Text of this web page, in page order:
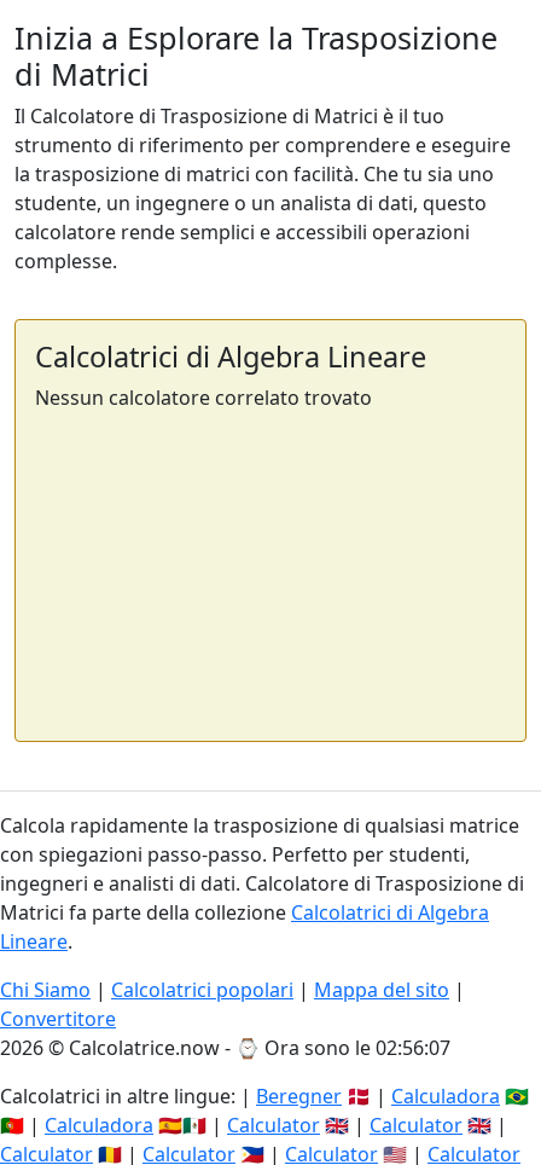
Inizia a Esplorare la Trasposizione
di Matrici
Il Calcolatore di Trasposizione di Matrici è il tuo
strumento di riferimento per comprendere e eseguire
la trasposizione di matrici con facilità. Che tu sia uno
studente, un ingegnere o un analista di dati, questo
calcolatore rende semplici e accessibili operazioni
complesse.
Calcolatrici di Algebra Lineare
Nessun calcolatore correlato trovato
Calcola rapidamente la trasposizione di qualsiasi matrice
con spiegazioni passo-passo. Perfetto per studenti,
ingegneri e analisti di dati. Calcolatore di Trasposizione di
Matrici fa parte della collezione Calcolatrici di Algebra
Lineare.
Chi Siamo | Calcolatrici popolari | Mappa del sito |
Convertitore
2026 © Calcolatrice.now - ⌚ Ora sono le 02:56:07
Calcolatrici in altre lingue: | Beregner 🇩🇰 | Calculadora 🇧🇷
🇵🇹 | Calculadora 🇪🇸🇲🇽 | Calculator🇬🇧 | Calculator🇬🇧 |
Calculator🇷🇴 | Calculator 🇵🇭 | Calculator🇺🇸 | Calculator